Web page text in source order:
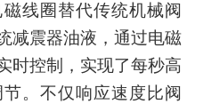
线圈替代传统机械阀
减震器油液，通过电磁
时控制，实现了每秒高
。不仅响应速度比阀